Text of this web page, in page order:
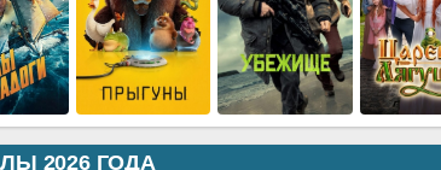
2026 ГОДА